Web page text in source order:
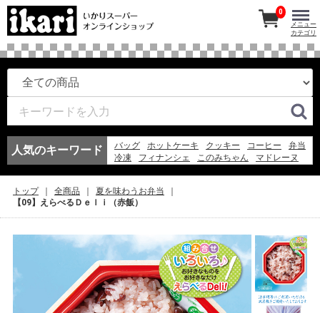
人気のキーワード バッグ ホットケーキ クッキー コーヒー
弁当
冷凍
フィナンシェ このみちゃん
マドレーヌ
そうめん
ゼリー
0
メニュー
カテゴリ
トップ 全商品
夏を味わうお弁当
【09】えらべるＤｅｌｉ（赤飯）